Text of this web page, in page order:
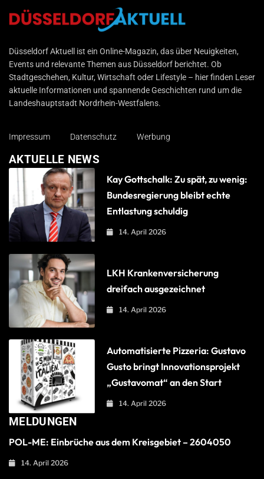
Düsseldorf Aktuell
Düsseldorf Aktuell ist ein Online-Magazin, das über Neuigkeiten,
Events und relevante Themen aus Düsseldorf berichtet. Ob
Stadtgeschehen, Kultur, Wirtschaft oder Lifestyle – hier finden Leser
aktuelle Informationen und spannende Geschichten rund um die
Landeshauptstadt Nordrhein-Westfalens.
Impressum Datenschutz Werbung
AKTUELLE NEWS
Kay Gottschalk: Zu spät, zu wenig:
Bundesregierung bleibt echte
Entlastung schuldig
14. April 2026
LKH Krankenversicherung
dreifach ausgezeichnet
14. April 2026
Automatisierte Pizzeria: Gustavo
Gusto bringt Innovationsprojekt
„Gustavomat“ an den Start
14. April 2026
MELDUNGEN
POL-ME: Einbrüche aus dem Kreisgebiet – 2604050
14. April 2026